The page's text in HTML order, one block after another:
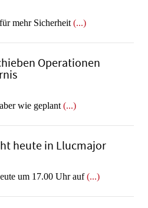
mehr Sicherheit (...)
Operationen
wie geplant (...)
heute in Llucmajor
um 17.00 Uhr auf(...)